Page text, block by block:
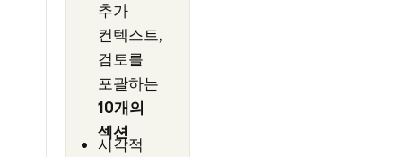
추가
컨텍스트,
검토를
포괄하는
10개의
섹션
시각적